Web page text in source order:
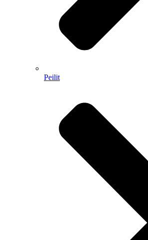
Peilit